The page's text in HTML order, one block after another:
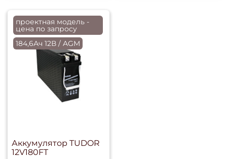
проектная модель -
цена по запросу
184,6Ач 12В / AGM
Аккумулятор TUDOR
12V180FT